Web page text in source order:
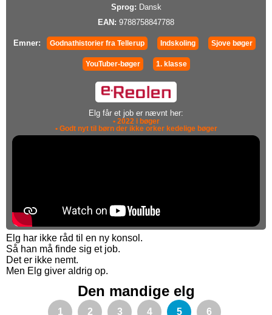
Sprog: Dansk
EAN: 9788758847788
Emner: Godnathistorier fra Tellerup Indskoling Sjove bøger
YouTuber-bøger 1. klasse
Elg får et job er nævnt her:
• 2022 i bøger
• Godt nyt til børn der ikke orker kedelige bøger
Elg har ikke råd til en ny konsol.
Så han må finde sig et job.
Det er ikke nemt.
Men Elg giver aldrig op.
Den mandige elg
1 2 3 4 5 6